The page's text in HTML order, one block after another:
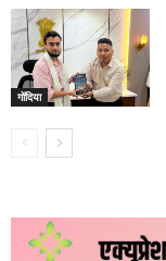
गोंदिया